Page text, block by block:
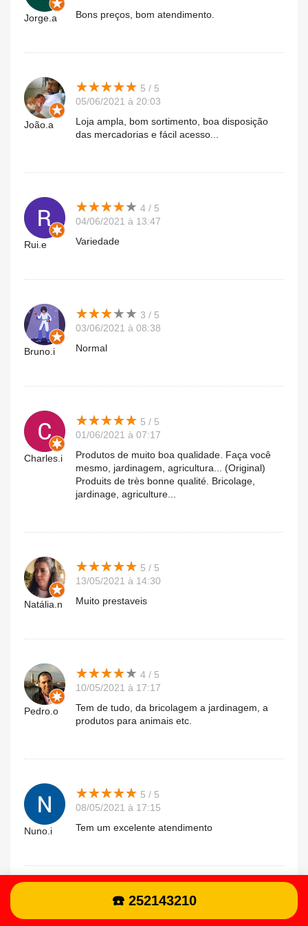
Jorge.a
Bons preços, bom atendimento.
João.a
★★★★★
★★★★★ 5 / 5
05/06/2021 à 20:03
Loja ampla, bom sortimento, boa disposição
das mercadorias e fácil acesso...
Rui.e
★★★★★
★★★★★ 4 / 5
04/06/2021 à 13:47
Variedade
Bruno.i
★★★★★
★★★★★ 3 / 5
03/06/2021 à 08:38
Normal
Charles.i
★★★★★
★★★★★ 5 / 5
01/06/2021 à 07:17
Produtos de muito boa qualidade. Faça você
mesmo, jardinagem, agricultura... (Original)
Produits de très bonne qualité. Bricolage,
jardinage, agriculture...
Natália.n
★★★★★
★★★★★ 5 / 5
13/05/2021 à 14:30
Muito prestaveis
Pedro.o
★★★★★
★★★★★ 4 / 5
10/05/2021 à 17:17
Tem de tudo, da bricolagem a jardinagem, a
produtos para animais etc.
Nuno.i
★★★★★
★★★★★ 5 / 5
08/05/2021 à 17:15
Tem um excelente atendimento
★ ★
★ ★ 5 / 5
☎️ 252143210